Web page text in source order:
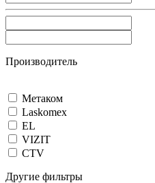
Производитель
Метаком
Laskomex
EL
VIZIT
CTV
Другие фильтры